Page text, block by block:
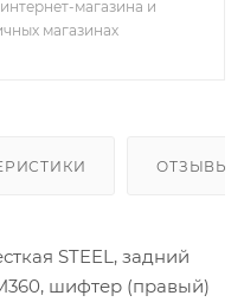
магазина и
магазинах
ОТЗЫВЫ
STEEL, задний
шифтер (правый)